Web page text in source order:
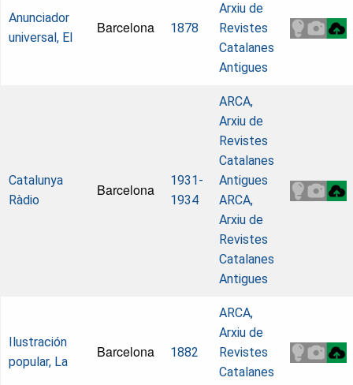
Anunciador
universal, El
Barcelona 1878
Arxiu de
Revistes
Catalanes
Antigues
Catalunya
Ràdio
Barcelona
1931-
1934
ARCA,
Arxiu de
Revistes
Catalanes
Antigues
ARCA,
Arxiu de
Revistes
Catalanes
Antigues
Ilustración
popular, La
Barcelona 1882
ARCA,
Arxiu de
Revistes
Catalanes